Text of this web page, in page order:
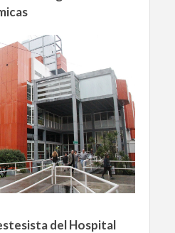
del Hospital